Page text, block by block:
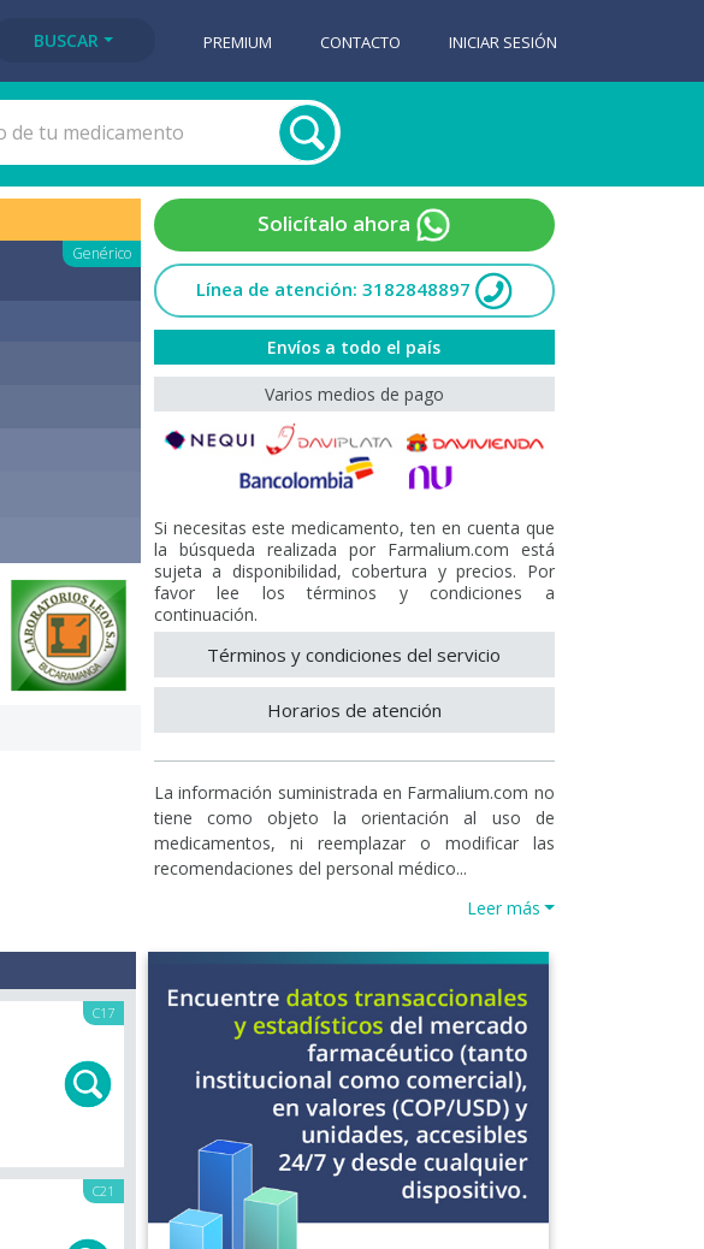
BUSCAR PREMIUM CONTACTO INICIAR SESIÓN
Genérico
Solicítalo ahora
Línea de atención: 3182848897
Envíos a todo el país
Varios medios de pago
Si necesitas este medicamento, ten en cuenta que
la búsqueda realizada por Farmalium.com está
sujeta a disponibilidad, cobertura y precios. Por
favor lee los términos y condiciones a
continuación.
Términos y condiciones del servicio
Horarios de atención
La información suministrada en Farmalium.com no
tiene como objeto la orientación al uso de
medicamentos, ni reemplazar o modificar las
recomendaciones del personal médico...
Leer más
C17
C21